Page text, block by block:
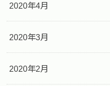
2020年4月
2020年3月
2020年2月